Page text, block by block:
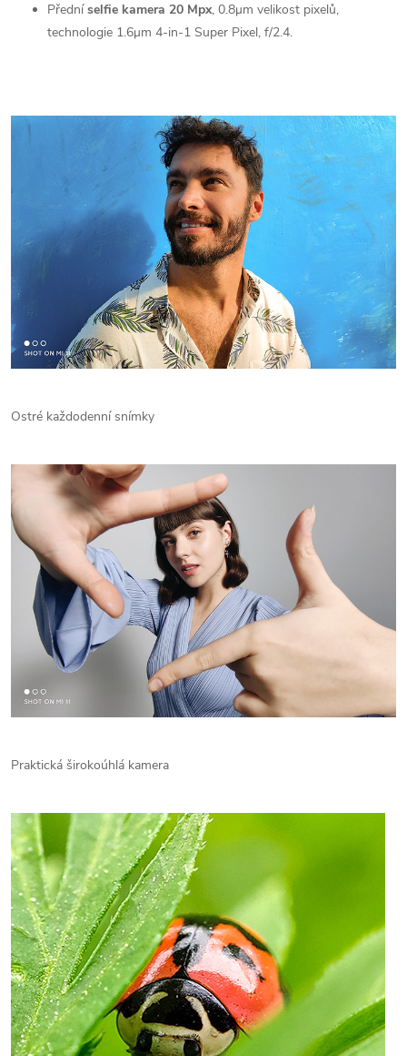
Přední selfie kamera 20 Mpx, 0.8μm velikost pixelů,
technologie 1.6μm 4-in-1 Super Pixel, f/2.4.
Ostré každodenní snímky
Praktická širokoúhlá kamera